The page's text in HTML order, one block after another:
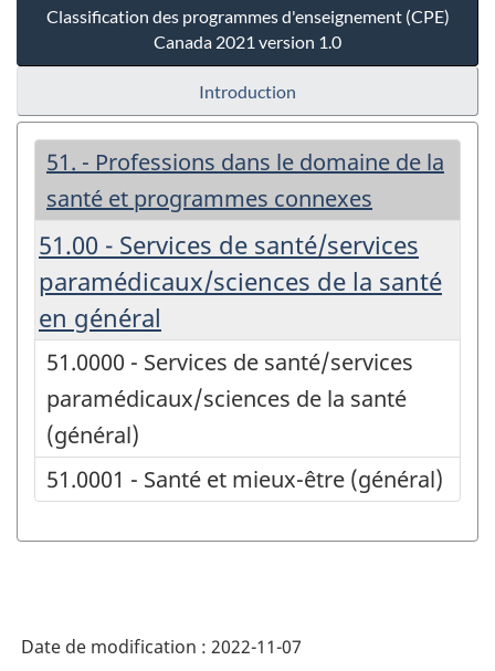
Classification des programmes d'enseignement (CPE)
Canada 2021 version 1.0
Introduction
51. - Professions dans le domaine de la
santé et programmes connexes
51.00 - Services de santé/services
paramédicaux/sciences de la santé
en général
51.0000 - Services de santé/services
paramédicaux/sciences de la santé
(général)
51.0001 - Santé et mieux-être (général)
Date de modification : 2022-11-07